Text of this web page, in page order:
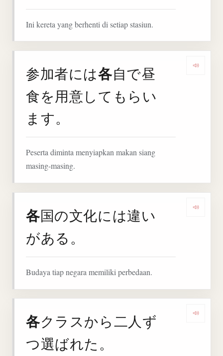
Ini kereta yang berhenti di setiap stasiun.
参加者には各自で昼
食を用意してもらい
ます。
Peserta diminta menyiapkan makan siang
masing-masing.
各国の文化には違い
がある。
Budaya tiap negara memiliki perbedaan.
各クラスから二人ず
つ選ばれた。